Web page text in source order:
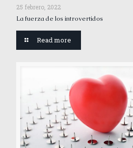
25 febrero, 2022
La fuerza de los introvertidos
Read more